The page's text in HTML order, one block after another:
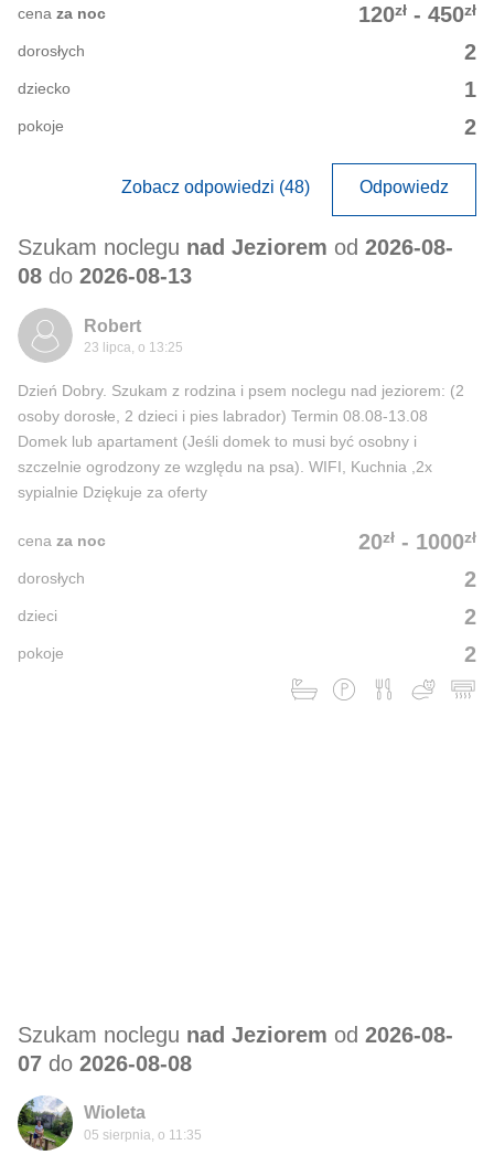
120zł - 450zł
cena za noc
2
dorosłych
1
dziecko
2
pokoje
Zobacz odpowiedzi (48) Odpowiedz
Szukam noclegu nad Jeziorem od 2026-08-
08 do 2026-08-13
Robert
23 lipca, o 13:25
Dzień Dobry. Szukam z rodzina i psem noclegu nad jeziorem: (2
osoby dorosłe, 2 dzieci i pies labrador) Termin 08.08-13.08
Domek lub apartament (Jeśli domek to musi być osobny i
szczelnie ogrodzony ze względu na psa). WIFI, Kuchnia ,2x
sypialnie Dziękuje za oferty
20zł - 1000zł
cena za noc
2
dorosłych
2
dzieci
2
pokoje
Szukam noclegu nad Jeziorem od 2026-08-
07 do 2026-08-08
Wioleta
05 sierpnia, o 11:35